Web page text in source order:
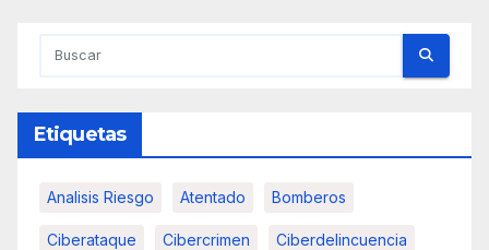
Etiquetas
Analisis Riesgo Atentado Bomberos
Ciberataque Cibercrimen Ciberdelincuencia